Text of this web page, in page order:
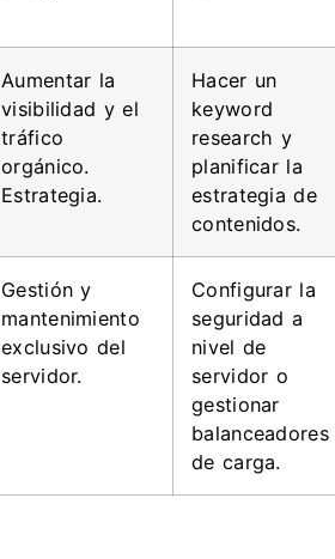
Aumentar la
visibilidad y el
tráfico
orgánico.
Estrategia.
Hacer un
keyword
research y
planificar la
estrategia de
contenidos.
Gestión y
mantenimiento
exclusivo del
servidor.
Configurar la
seguridad a
nivel de
servidor o
gestionar
balanceadores
de carga.